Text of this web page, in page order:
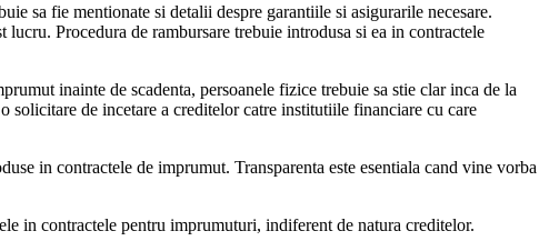
sa fie mentionate si detalii despre garantiile si asigurarile necesare.
Procedura de rambursare trebuie introdusa si ea in contractele
inainte de scadenta, persoanele fizice trebuie sa stie clar inca de la
solicitare de incetare a creditelor catre institutiile financiare cu care
in contractele de imprumut. Transparenta este esentiala cand vine vorba
in contractele pentru imprumuturi, indiferent de natura creditelor.